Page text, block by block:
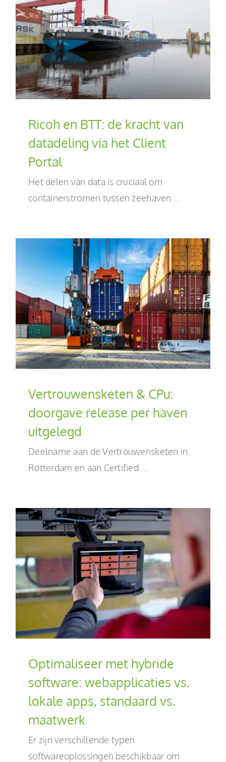
Ricoh en BTT: de kracht van
datadeling via het Client
Portal
Het delen van data is cruciaal om
containerstromen tussen zeehaven ...
Vertrouwensketen & CPu:
doorgave release per haven
uitgelegd
Deelname aan de Vertrouwensketen in
Rotterdam en aan Certified ...
Optimaliseer met hybride
software: webapplicaties vs.
lokale apps, standaard vs.
maatwerk
Er zijn verschillende typen
softwareoplossingen beschikbaar om